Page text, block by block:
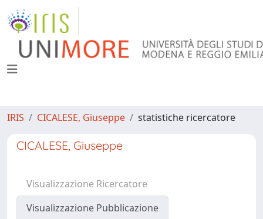
IRIS CICALESE, Giuseppe statistiche ricercatore
CICALESE, Giuseppe
Visualizzazione Ricercatore
Visualizzazione Pubblicazione